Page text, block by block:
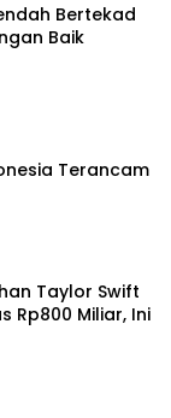
Bertekad
Baik
Terancam
Taylor Swift
Rp800 Miliar, Ini